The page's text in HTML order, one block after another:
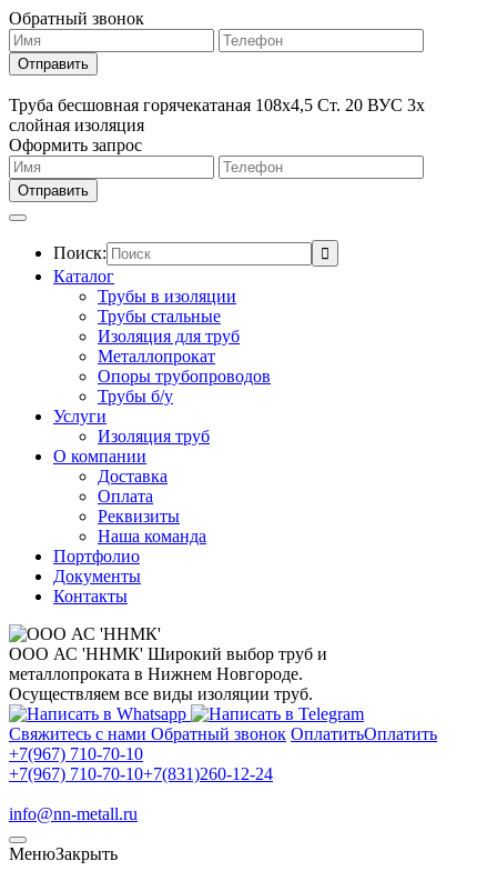
Обратный звонок
Труба бесшовная горячекатаная 108х4,5 Ст. 20 ВУС 3х
слойная изоляция
Оформить запрос
Поиск:
Каталог
Трубы в изоляции
Трубы стальные
Изоляция для труб
Металлопрокат
Опоры трубопроводов
Трубы б/у
Услуги
Изоляция труб
О компании
Доставка
Оплата
Реквизиты
Наша команда
Портфолио
Документы
Контакты
ООО АС 'ННМК' Широкий выбор труб и
металлопроката в Нижнем Новгороде.
Осуществляем все виды изоляции труб.
Свяжитесь с нами Обратный звонок ОплатитьОплатить
+7(967) 710-70-10
+7(967) 710-70-10+7(831)260-12-24
info@nn-metall.ru
МенюЗакрыть